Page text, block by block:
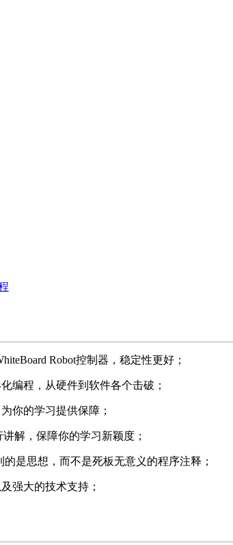
Robot控制器，稳定性更好；
编程，从硬件到软件各个击破；
你的学习提供保障；
解，保障你的学习新颖度；
是思想，而不是死板无意义的程序注释；
强大的技术支持；